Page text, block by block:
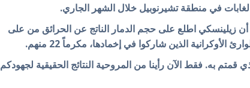
في منطقة تشيرنوبيل خلال الشهر الجاري.
زيلينسكي اطلع على حجم الدمار الناتج عن الحرائق من على
الذين شاركوا في إخمادها، مكرماً 22 منهم.
به. فقط الآن رأينا من المروحية النتائج الحقيقية لجهودكم